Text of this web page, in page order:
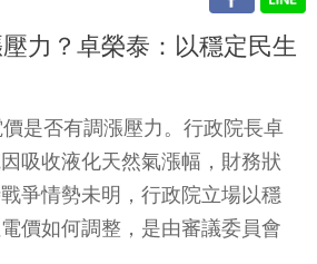
力？卓榮泰：以穩定民生
是否有調漲壓力。行政院長卓
吸收液化天然氣漲幅，財務狀
爭情勢未明，行政院立場以穩
價如何調整，是由審議委員會